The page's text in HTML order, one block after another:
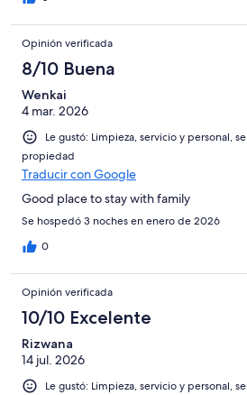
Opinión verificada
8/10 Buena
Wenkai
4 mar. 2026
Le gustó: Limpieza, servicio y personal,
propiedad
Traducir con Google
Good place to stay with family
Se hospedó 3 noches en enero de 2026
0
Opinión verificada
10/10 Excelente
Rizwana
14 jul. 2026
Le gustó: Limpieza, servicio y personal,